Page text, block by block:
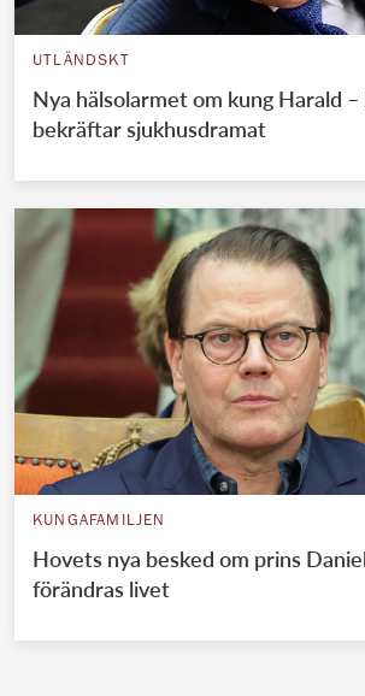
UTLÄNDSKT
Nya hälsolarmet om kung Harald
bekräftar sjukhusdramat
KUNGAFAMILJEN
Hovets nya besked om prins
förändras livet